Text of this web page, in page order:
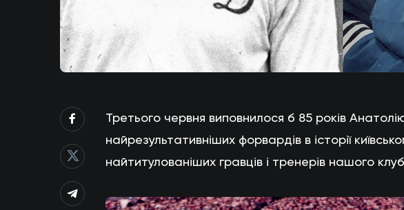
Третього червня виповнилося б 85 років
найрезультативніших форвардів в історії
найтитулованіших гравців і тренерів нашого